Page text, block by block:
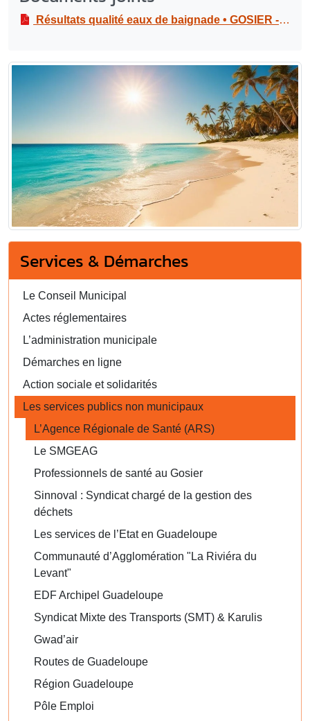
Résultats qualité eaux de baignade • GOSIER - 28 août 2025
Services & Démarches
Le Conseil Municipal
Actes réglementaires
L’administration municipale
Démarches en ligne
Action sociale et solidarités
Les services publics non municipaux
L’Agence Régionale de Santé (ARS)
Le SMGEAG
Professionnels de santé au Gosier
Sinnoval : Syndicat chargé de la gestion des
déchets
Les services de l’Etat en Guadeloupe
Communauté d’Agglomération "La Riviéra du
Levant"
EDF Archipel Guadeloupe
Syndicat Mixte des Transports (SMT) & Karulis
Gwad’air
Routes de Guadeloupe
Région Guadeloupe
Pôle Emploi